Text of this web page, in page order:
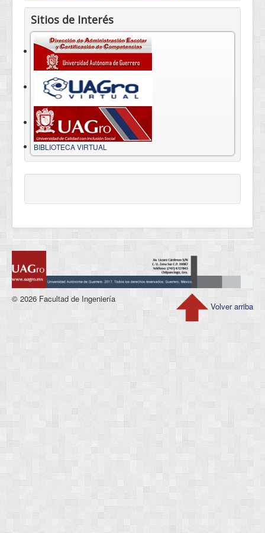
Sitios de Interés
BIBLIOTECA VIRTUAL
Volver arriba
© 2026 Facultad de Ingeniería